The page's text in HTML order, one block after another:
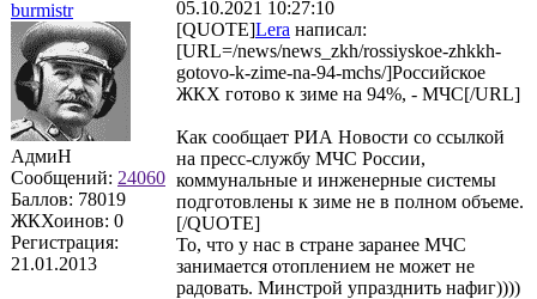
burmistr
АдмиН
Сообщений: 24060
Баллов: 78019
ЖКХоинов: 0
Регистрация:
21.01.2013
05.10.2021 10:27:10
[QUOTE]Lera написал:
[URL=/news/news_zkh/rossiyskoe-zhkkh-
gotovo-k-zime-na-94-mchs/]Российское
ЖКХ готово к зиме на 94%, - МЧС[/URL]
Как сообщает РИА Новости со ссылкой
на пресс-службу МЧС России,
коммунальные и инженерные системы
подготовлены к зиме не в полном объеме.
[/QUOTE]
То, что у нас в стране заранее МЧС
занимается отоплением не может не
радовать. Минстрой упразднить нафиг))))